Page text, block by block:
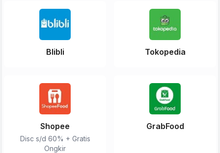
Blibli Tokopedia
Shopee
Disc s/d 60% + Gratis
Ongkir
GrabFood